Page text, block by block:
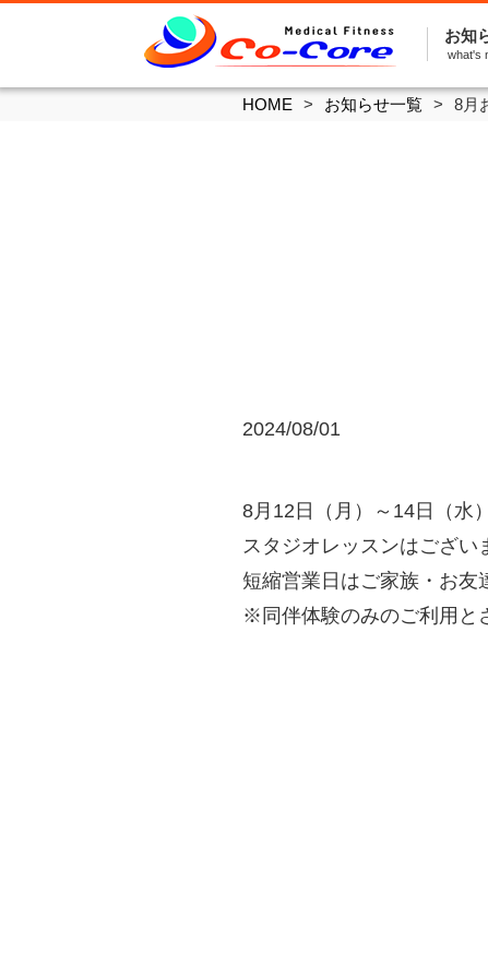
お知
what's
HOME お知らせ一覧 8月
2024/08/01
8月12日（月）～14日（水
スタジオレッスンはござい
短縮営業日はご家族・お友
※同伴体験のみのご利用と